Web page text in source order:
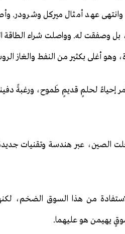
وانتهى عهد أمثال ميركل وشرودر.
وصفقت له. وواصلت شراء الطاقة
وهو أغلى بكثير من النفط والغاز
إحياءً لحلمٍ قديمٍ طَموح، ورغبةً
الصين، عبر هندسة وتقنيات جديدة
من هذا السوق الضخم،
يهيمن هو عليهما.